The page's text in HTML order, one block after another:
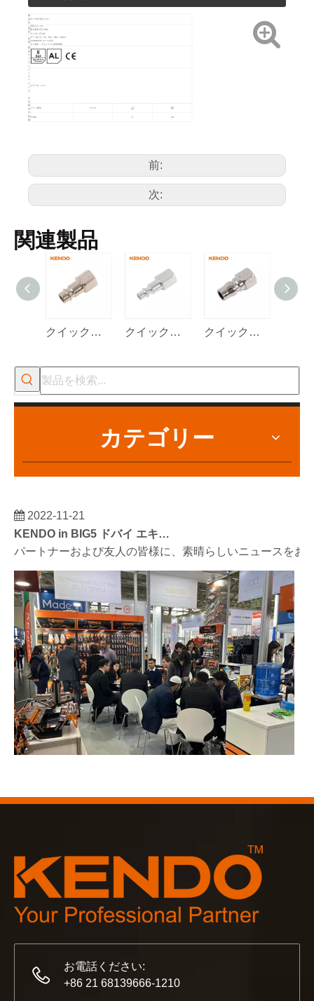
製
品
名
タイヤ空気注入ガン
製
説
明
空気入口: 1/4'
最大使用圧力: 8bar
デジタル圧力計
ゲージ結合：Psi、Bar、Mpa、KG/c㎡
440MM PVCホース付き
ガン本体：アルミニウム粉体塗装
製
ア
イ
コ
パ
ケ
ー
ジ
グ
方
法
カラーボックス
製
の
細
アート番号 サイズ
75002 0 40
前:
次:
関連製品
クイックカップリング・ヨーロピアンタイプ クイックカップリング-イスラエルタイプ クイックカップリング-日本型
カテゴリー
2022-11-21
パートナーおよび友人の皆様に、素晴らしいニュースを
お電話ください:
+86 21 68139666-1210